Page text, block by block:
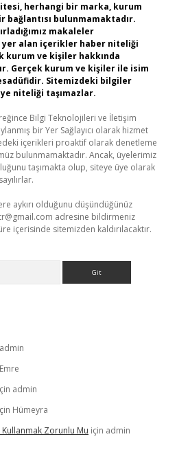
herhangi bir marka, kurum
bağlantısı bulunmamaktadır.
makaleler
yer alan içerikler haber niteliği
kurum ve kişiler hakkında
Gerçek kurum ve kişiler ile isim
Sitemizdeki bilgiler
niteliği taşımazlar.
Bilgi Teknolojileri ve İletişim
bir Yer Sağlayıcı olarak hizmet
içerikleri proaktif olarak denetleme
bulunmamaktadır. Ancak, üyelerimiz
taşımakta olup, siteye üye olarak
aykırı olduğunu düşündüğünüz
adresine bildirmeniz
içerisinde sitemizden kaldırılacaktır.
admin
Emre
admin
Hümeyra
Zorunlu Mu için admin